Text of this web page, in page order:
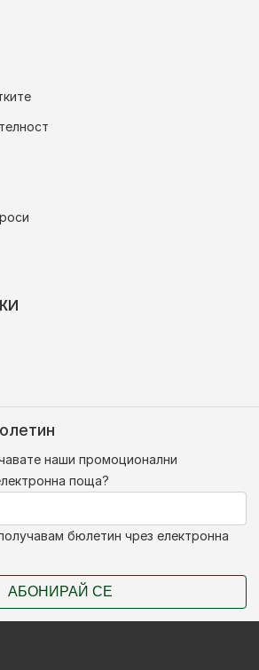
наши промоционални
поща?
бюлетин чрез електронна
АБОНИРАЙ СЕ